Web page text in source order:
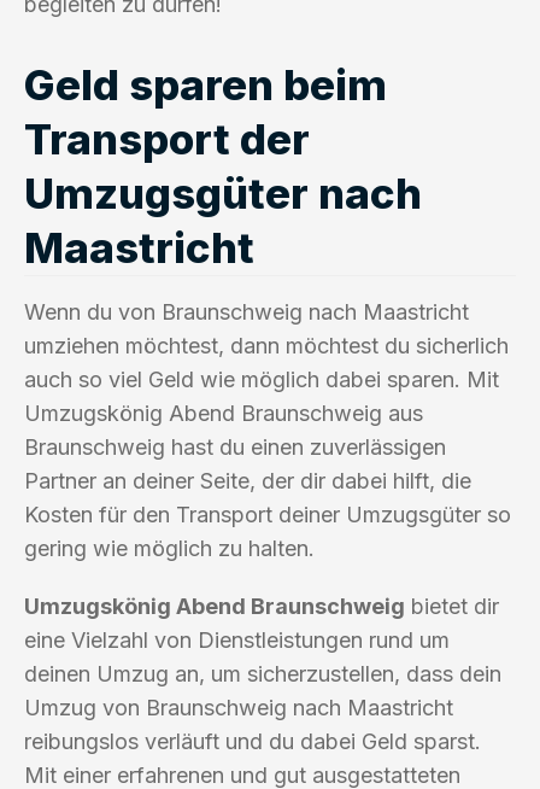
Geld sparen beim
Transport der
Umzugsgüter nach
Maastricht
Wenn du von Braunschweig nach Maastricht
umziehen möchtest, dann möchtest du sicherlich
auch so viel Geld wie möglich dabei sparen. Mit
Umzugskönig Abend Braunschweig aus
Braunschweig hast du einen zuverlässigen
Partner an deiner Seite, der dir dabei hilft, die
Kosten für den Transport deiner Umzugsgüter so
gering wie möglich zu halten.
Umzugskönig Abend Braunschweig bietet dir
eine Vielzahl von Dienstleistungen rund um
deinen Umzug an, um sicherzustellen, dass dein
Umzug von Braunschweig nach Maastricht
reibungslos verläuft und du dabei Geld sparst.
Mit einer erfahrenen und gut ausgestatteten